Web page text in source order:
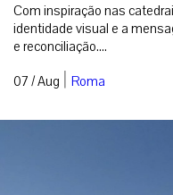
Com inspiração nas
identidade visual e a
e reconciliação....
07 / Aug | Roma